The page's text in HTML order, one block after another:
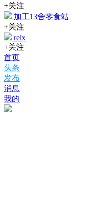
+关注
加工13舍零食站
+关注
relx
+关注
首页
头条
发布
消息
我的